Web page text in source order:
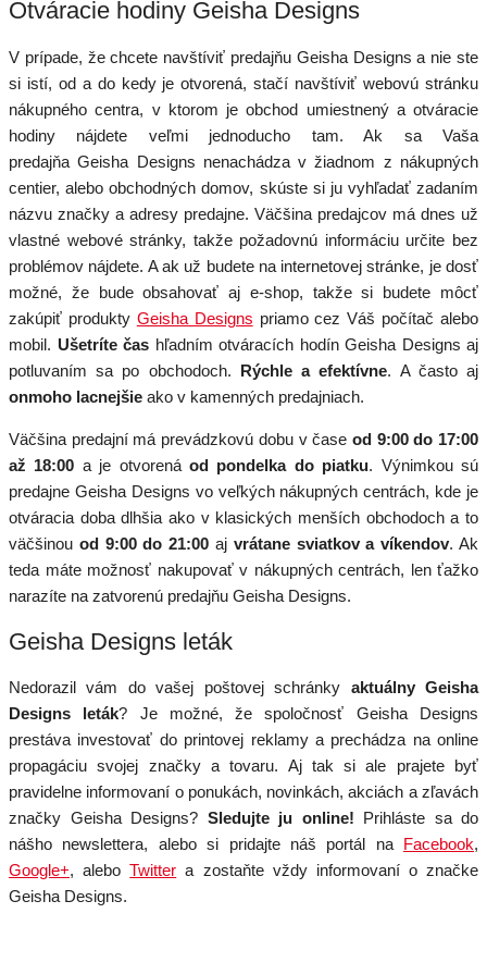
Otváracie hodiny Geisha Designs
V prípade, že chcete navštíviť predajňu Geisha Designs a nie ste
si istí, od a do kedy je otvorená, stačí navštíviť webovú stránku
nákupného centra, v ktorom je obchod umiestnený a otváracie
hodiny nájdete veľmi jednoducho tam. Ak sa Vaša
predajňa Geisha Designs nenachádza v žiadnom z nákupných
centier, alebo obchodných domov, skúste si ju vyhľadať zadaním
názvu značky a adresy predajne. Väčšina predajcov má dnes už
vlastné webové stránky, takže požadovnú informáciu určite bez
problémov nájdete. A ak už budete na internetovej stránke, je dosť
možné, že bude obsahovať aj e-shop, takže si budete môcť
zakúpiť produkty Geisha Designs priamo cez Váš počítač alebo
mobil. Ušetríte čas hľadním otváracích hodín Geisha Designs aj
potluvaním sa po obchodoch. Rýchle a efektívne. A často aj
onmoho lacnejšie ako v kamenných predajniach.
Väčšina predajní má prevádzkovú dobu v čase od 9:00 do 17:00
až 18:00 a je otvorenáod pondelka do piatku. Výnimkou sú
predajne Geisha Designs vo veľkých nákupných centrách, kde je
otváracia doba dlhšia ako v klasických menších obchodoch a to
väčšinou od 9:00 do 21:00 aj vrátane sviatkov a víkendov. Ak
teda máte možnosť nakupovať v nákupných centrách, len ťažko
narazíte na zatvorenú predajňu Geisha Designs.
Geisha Designs leták
Nedorazil vám do vašej poštovej schránky aktuálny Geisha
Designs leták? Je možné, že spoločnosť Geisha Designs
prestáva investovať do printovej reklamy a prechádza na online
propagáciu svojej značky a tovaru. Aj tak si ale prajete byť
pravidelne informovaní o ponukách, novinkách, akciách a zľavách
značky Geisha Designs? Sledujte ju online! Prihláste sa do
nášho newslettera, alebo si pridajte náš portál na Facebook,
Google+, aleboTwitter a zostaňte vždy informovaní o značke
Geisha Designs.